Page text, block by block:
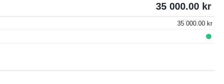
35 000.00
35 000.00